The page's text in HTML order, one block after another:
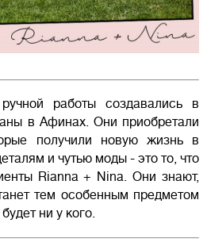
работы создавались в
в Афинах. Они приобретали
получили новую жизнь в
и чутью моды - это то, что
Rianna + Nina. Они знают,
тем особенным предметом
ни у кого.